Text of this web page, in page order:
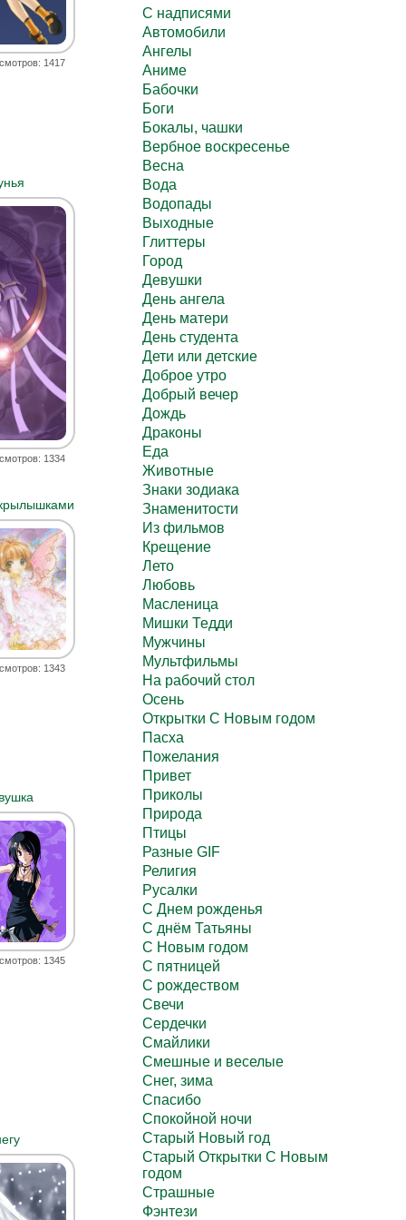
1417
1334
1343
1345
C надписями
Автомобили
Ангелы
Аниме
Бабочки
Боги
Бокалы, чашки
Вербное воскресенье
Весна
Вода
Водопады
Выходные
Глиттеры
Город
Девушки
День ангела
День матери
День студента
Дети или детские
Доброе утро
Добрый вечер
Дождь
Драконы
Еда
Животные
Знаки зодиака
Знаменитости
Из фильмов
Крещение
Лето
Любовь
Масленица
Мишки Тедди
Мужчины
Мультфильмы
На рабочий стол
Осень
Открытки С Новым годом
Пасха
Пожелания
Привет
Приколы
Природа
Птицы
Разные GIF
Религия
Русалки
С Днем рожденья
С днём Татьяны
С Новым годом
С пятницей
С рождеством
Свечи
Сердечки
Смайлики
Смешные и веселые
Снег, зима
Спасибо
Спокойной ночи
Старый Новый год
Старый Открытки С Новым
годом
Страшные
Фэнтези